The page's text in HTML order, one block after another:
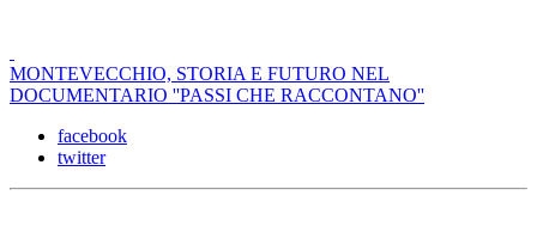
MONTEVECCHIO, STORIA E FUTURO NEL
DOCUMENTARIO ''PASSI CHE RACCONTANO''
facebook
twitter